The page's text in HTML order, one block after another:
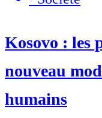
Kosovo : les
nouveau
humains